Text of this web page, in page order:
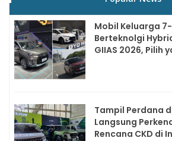
Mobil Keluarga
Berteknolgi
GIIAS 2026, Pilih
Tampil Perdana
Langsung
Rencana CKD di